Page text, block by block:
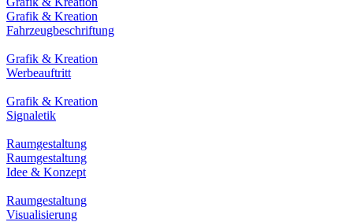
Grafik & Kreation
Fahrzeugbeschriftung
Grafik & Kreation
Werbeauftritt
Grafik & Kreation
Signaletik
Raumgestaltung
Raumgestaltung
Idee & Konzept
Raumgestaltung
Visualisierung